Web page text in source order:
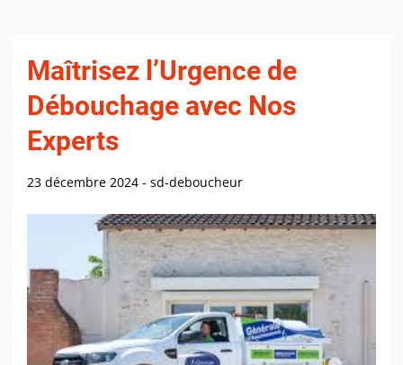
Maîtrisez l’Urgence de
Débouchage avec Nos
Experts
23 décembre 2024 - sd-deboucheur